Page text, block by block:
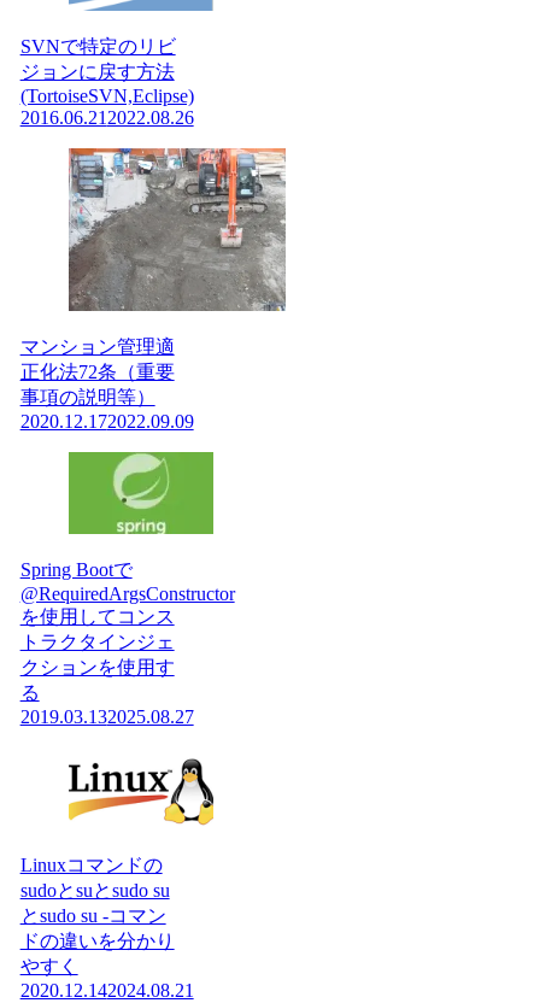
SVNで特定のリビ
ジョンに戻す方法
(TortoiseSVN,Eclipse)
2016.06.21 2022.08.26
マンション管理適
正化法72条（重要
事項の説明等）
2020.12.172022.09.09
Spring Bootで
@RequiredArgsConstructor
を使用してコンス
トラクタインジェ
クションを使用す
る
2019.03.132025.08.27
Linuxコマンドの
sudoとsuとsudo su
とsudo su -コマン
ドの違いを分かり
やすく
2020.12.142024.08.21